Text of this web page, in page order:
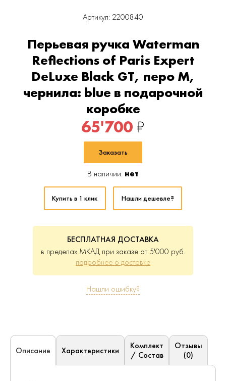
Артикул: 2200840
Перьевая ручка Waterman
Reflections of Paris Expert
DeLuxe Black GT, перо M,
чернила: blue в подарочной
коробке
65'700 ₽
Заказать
В наличии: нет
Купить в 1 клик Нашли дешевле?
БЕСПЛАТНАЯ ДОСТАВКА
в пределах МКАД при заказе от 5'000 руб.
подробнее о доставке
Нашли ошибку?
Описание Характеристики
Комплект
/ Состав
Отзывы
(0)